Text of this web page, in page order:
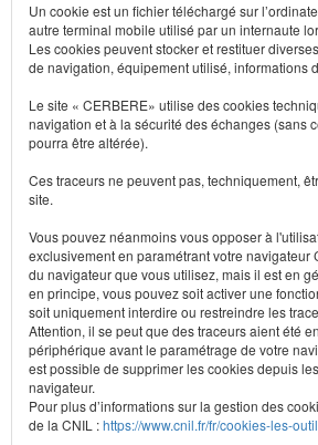
Un cookie est un fichier téléchargé sur
autre terminal mobile utilisé par un internaute
Les cookies peuvent stocker et restituer
de navigation, équipement utilisé, informations
Le site « CERBERE» utilise des cookies
navigation et à la sécurité des échanges (sans
pourra être altérée).
Ces traceurs ne peuvent pas, techniquement,
site.
Vous pouvez néanmoins vous opposer à
exclusivement en paramétrant votre navigateur
du navigateur que vous utilisez, mais il est en
en principe, vous pouvez soit activer une
soit uniquement interdire ou restreindre les
Attention, il se peut que des traceurs aient été
périphérique avant le paramétrage de votre
est possible de supprimer les cookies depuis
navigateur.
Pour plus d’informations sur la gestion des
de la CNIL :https://www.cnil.fr/fr/cookies-les-